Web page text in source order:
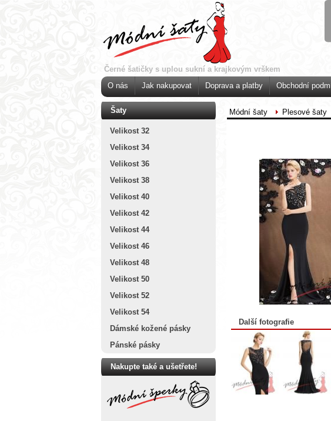
Černé šatičky s uplou sukní a krajkovým vrškem
O nás Jak nakupovat Doprava a platby Obchodní
Šaty
Velikost 32
Velikost 34
Velikost 36
Velikost 38
Velikost 40
Velikost 42
Velikost 44
Velikost 46
Velikost 48
Velikost 50
Velikost 52
Velikost 54
Dámské kožené pásky
Pánské pásky
Nakupte také a ušetřete!
Módní šaty Plesové šaty
Další fotografie